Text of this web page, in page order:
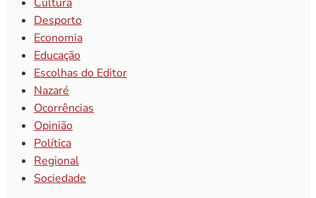
Desporto
Economia
Educação
Escolhas do Editor
Nazaré
Ocorrências
Opinião
Política
Regional
Sociedade